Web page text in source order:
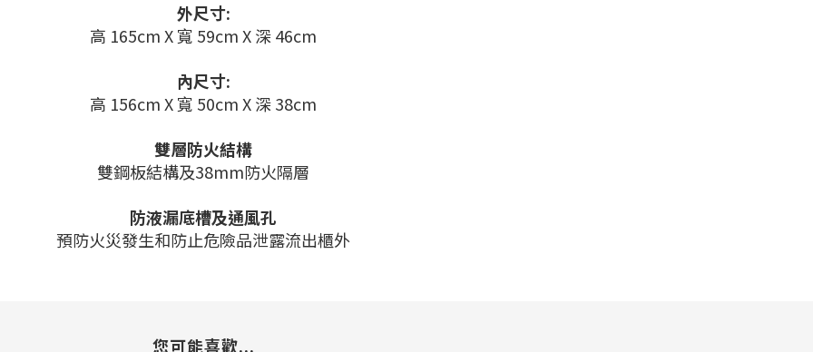
外尺寸:
高 165cm X 寬 59cm X 深 46cm
內尺寸:
高 156cm X 寬 50cm X 深 38cm
雙層防火結構
雙鋼板結構及38mm防火隔層
防液漏底槽及通風孔
預防火災發生和防止危險品泄露流出櫃外
您可能喜歡...